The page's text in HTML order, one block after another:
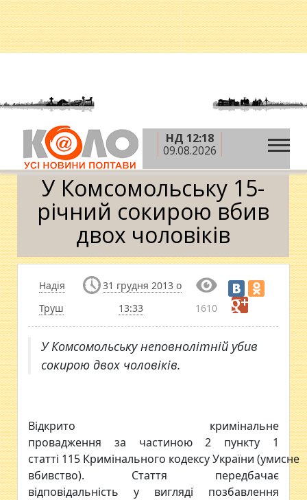
НД 12:18
09.08.2026
Головна » Новини »
У Комсомольську 15-річний
сокирою вбив двох чоловіків
У Комсомольську 15-
річний сокирою вбив
двох чоловіків
Надія
Труш
31 грудня 2013 о
13:33
1610
У Комсомольську неповнолітній убив
сокирою двох чоловіків.
Відкрито кримінальне
провадження за частиною 2 пункту 1
статті 115 Кримінального кодексу України (умисне
вбивство). Стаття передбачає
відповідальність у вигляді позбавлення